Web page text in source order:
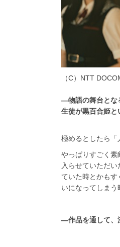
（C）NTT
―物語の舞台とな
生徒が黒百合姫と
極めるとしたら「
やっぱりすごく素
入らせていただ
ていた時とかも
いになってしま
―作品を通して、